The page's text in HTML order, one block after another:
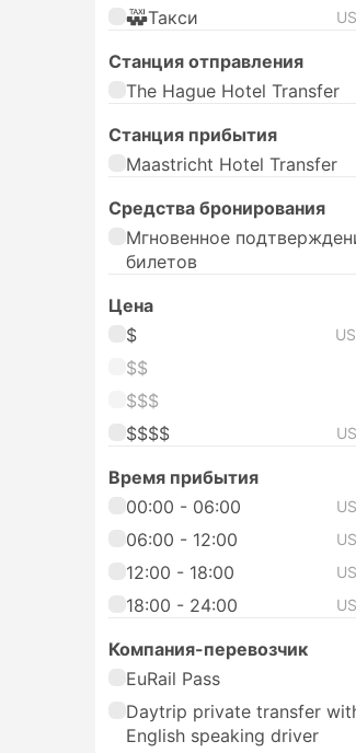
Такси
Станция отправления
The Hague Hotel Transfer
Станция прибытия
Maastricht Hotel Transfer
Средства бронирования
Мгновенное
билетов
Цена
$
$$
$$$
$$$$
Время прибытия
00:00 - 06:00
06:00 - 12:00
12:00 - 18:00
18:00 - 24:00
Компания-перевозчик
EuRail Pass
Daytrip private transfer
English speaking driver